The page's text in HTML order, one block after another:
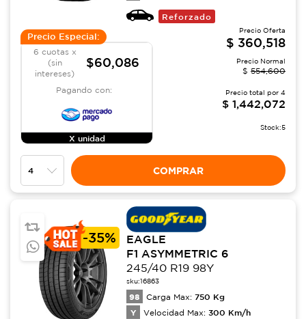
Reforzado
Precio Especial:
6 cuotas x
(sin
intereses)
$60,086
Pagando con:
X unidad
Precio Oferta
$ 360,518
Precio Normal
$ 554,600
Precio total por 4
$ 1,442,072
Stock:5
COMPRAR
-35%
EAGLE
F1 ASYMMETRIC 6
245/40 R19 98Y
sku:16863
98 Carga Max: 750 Kg
Y Velocidad Max: 300 Km/h